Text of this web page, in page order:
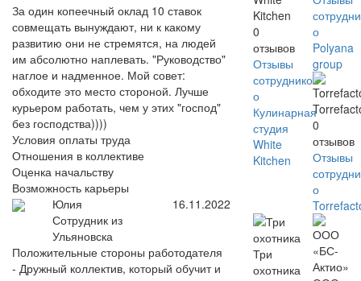
За один копеечный оклад 10 ставок
совмещать вынуждают, ни к какому
развитию они не стремятся, на людей
им абсолютно наплевать. "Руководство"
наглое и надменное. Мой совет:
обходите это место стороной. Лучше
курьером работать, чем у этих "господ"
без господства))))
Условия оплаты труда
Отношения в коллективе
Оценка начальству
Возможность карьеры
Юлия
Сотрудник из
Ульяновска
16.11.2022
Положительные стороны работодателя
- Дружный коллектив, который обучит и
Kitchen
0
отзывов
Отзывы
сотрудников
о
Кулинарная
студия
White
Kitchen
о
Polyana
group
0
отзывов
Отзывы
о
Три
охотника